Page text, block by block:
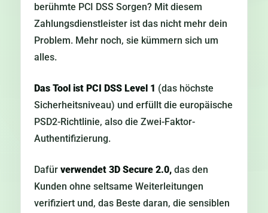
berühmte PCI DSS Sorgen? Mit diesem
Zahlungsdienstleister ist das nicht mehr dein
Problem. Mehr noch, sie kümmern sich um
alles.
Das Tool ist PCI DSS Level 1 (das höchste
Sicherheitsniveau) und erfüllt die europäische
PSD2-Richtlinie, also die Zwei-Faktor-
Authentifizierung.
Dafür verwendet 3D Secure 2.0, das den
Kunden ohne seltsame Weiterleitungen
verifiziert und, das Beste daran, die sensiblen